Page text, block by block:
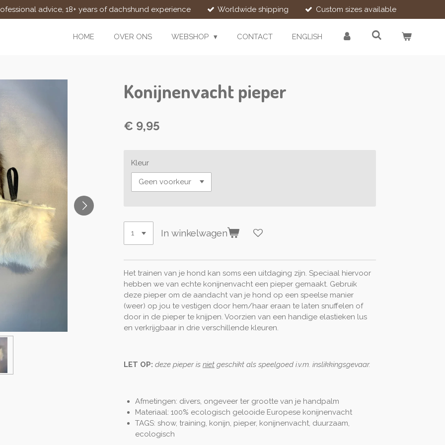
advice, 18+ years of dachshund experience Worldwide shipping Custom sizes available
HOME OVER ONS WEBSHOP CONTACT ENGLISH
Konijnenvacht pieper
€ 9,95
Kleur
In winkelwagen
Het trainen van je hond kan soms een uitdaging zijn. Speciaal hiervoor
hebben we van echte konijnenvacht een pieper gemaakt. Gebruik
deze pieper om de aandacht van je hond op een speelse manier
(weer) op jou te vestigen door hem/haar eraan te laten snuffelen of
door in de pieper te knijpen. Voorzien van een handige elastieken lus
en verkrijgbaar in drie verschillende kleuren.
LET OP: deze pieper is niet geschikt als speelgoed i.v.m. inslikkingsgevaar.
Afmetingen: divers, ongeveer ter grootte van je handpalm
Materiaal: 100% ecologisch gelooide Europese konijnenvacht
TAGS: show, training, konijn, pieper, konijnenvacht, duurzaam,
ecologisch